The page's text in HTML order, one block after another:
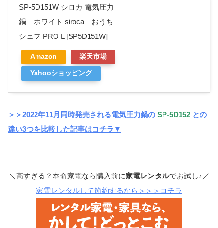
SP-5D151W シロカ 電気圧力
鍋 ホワイト siroca おうち
シェフ PRO L [SP5D151W]
Amazon 楽天市場
Yahooショッピング
＞＞2022年11月同時発売される電気圧力鍋の SP-5D152 との
違い3つを比較した記事はコチラ▼
＼高すぎる？本命家電なら購入前に家電レンタルでお試し♪／
家電レンタルして節約するなら＞＞＞コチラ